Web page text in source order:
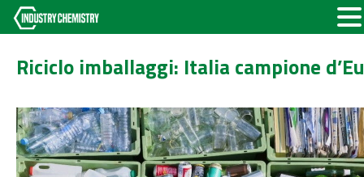
Riciclo imballaggi: Italia campione